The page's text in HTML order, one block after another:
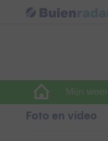
Mijn weer
Foto en video